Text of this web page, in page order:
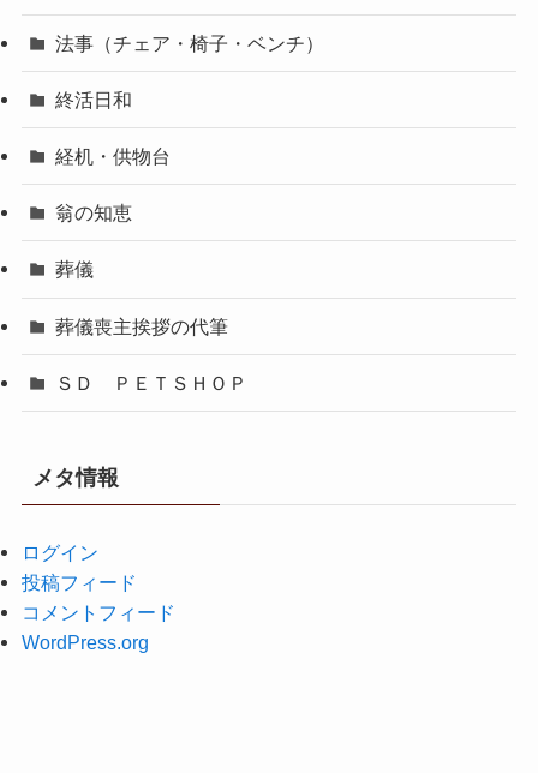
法事（チェア・椅子・ベンチ）
終活日和
経机・供物台
翁の知恵
葬儀
葬儀喪主挨拶の代筆
ＳＤ ＰＥＴＳＨＯＰ
メタ情報
ログイン
投稿フィード
コメントフィード
WordPress.org